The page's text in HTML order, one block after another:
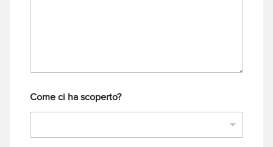
o
Come ci ha scoperto?